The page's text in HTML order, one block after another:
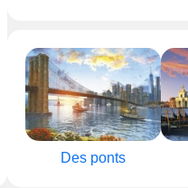
Des ponts